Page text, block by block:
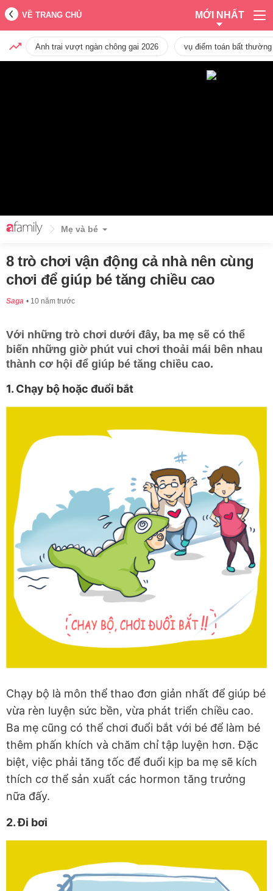
VỀ TRANG CHỦ MỚI NHẤT
Anh trai vượt ngàn chông gai 2026 vụ điểm toán bất
Mẹ và bé
8 trò chơi vận động cả nhà nên cùng
chơi để giúp bé tăng chiều cao
Saga 10 năm trước
Với những trò chơi dưới đây, ba mẹ sẽ có thể
biến những giờ phút vui chơi thoải mái bên nhau
thành cơ hội để giúp bé tăng chiều cao.
1. Chạy bộ hoặc đuổi bắt
Chạy bộ là môn thể thao đơn giản nhất để giúp bé
vừa rèn luyện sức bền, vừa phát triển chiều cao.
Ba mẹ cũng có thể chơi đuổi bắt với bé để làm bé
thêm phấn khích và chăm chỉ tập luyện hơn. Đặc
biệt, việc phải tăng tốc để đuổi kịp ba mẹ sẽ kích
thích cơ thể sản xuất các hormon tăng trưởng
nữa đấy.
2. Đi bơi